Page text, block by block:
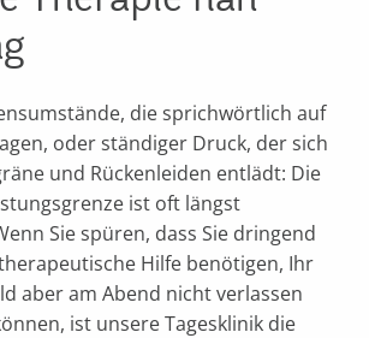
die sprichwörtlich auf
oder ständiger Druck, der sich
und Rückenleiden entlädt: Die
ist oft längst
Sie spüren, dass Sie dringend
Hilfe benötigen, Ihr
aber am Abend nicht verlassen
ist unsere Tagesklinik die